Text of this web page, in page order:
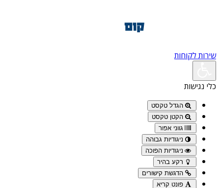
שירות לקוחות
כלי נגישות
הגדל טקסט
הקטן טקסט
גווני אפור
ניגודיות גבוהה
ניגודיות הפוכה
רקע בהיר
הדגשת קישורים
פונט קריא